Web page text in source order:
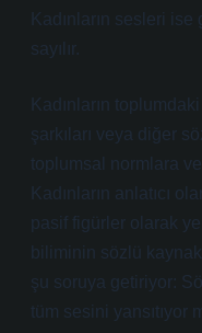
Kadınların sesleri
sayılır.
Kadınların
şarkıları veya diğer
toplumsal normlara
Kadınların anlatıcı
pasif figürler olarak
biliminin sözlü
şu soruya getiriyor:
tüm sesini yansıtıyor